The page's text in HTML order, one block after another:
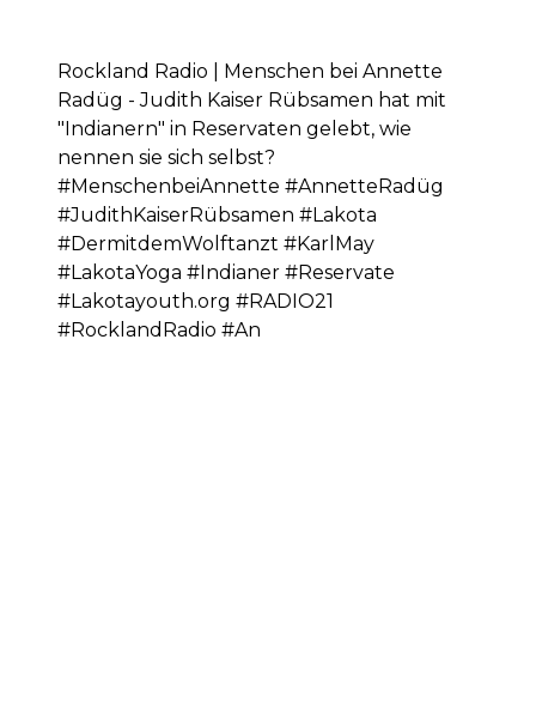
Rockland Radio | Menschen bei Annette
Radüg - Judith Kaiser Rübsamen hat mit
"Indianern" in Reservaten gelebt, wie
nennen sie sich selbst?
#MenschenbeiAnnette #AnnetteRadüg
#JudithKaiserRübsamen #Lakota
#DermitdemWolftanzt #KarlMay
#LakotaYoga #Indianer #Reservate
#Lakotayouth.org #RADIO21
#RocklandRadio #An